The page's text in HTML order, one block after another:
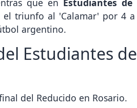
que en Estudiantes de
el triunfo al 'Calamar' por 4
argentino.
Estudiantes
del Reducido en Rosario.